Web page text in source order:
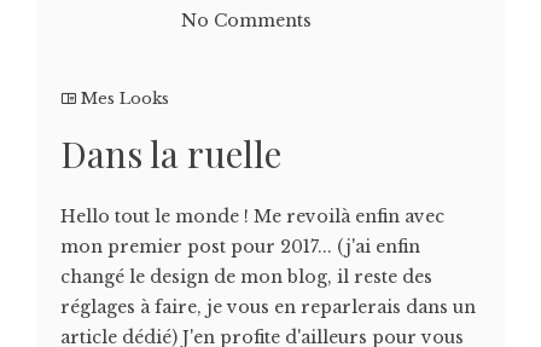
No Comments
Mes Looks
Dans la ruelle
Hello tout le monde ! Me revoilà enfin avec
mon premier post pour 2017... (j'ai enfin
changé le design de mon blog, il reste des
réglages à faire, je vous en reparlerais dans un
article dédié) J'en profite d'ailleurs pour vous